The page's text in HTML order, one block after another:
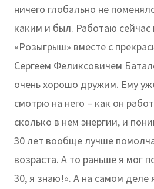
ничего глобально не
каким и был. Работаю сейчас
«Розыгрыш» вместе с
Сергеем Феликсовичем
очень хорошо дружим. Ему
смотрю на него – как он
сколько в нем энергии, и
30 лет вообще лучше
возраста. А то раньше я мог
30, я знаю!». А на самом деле